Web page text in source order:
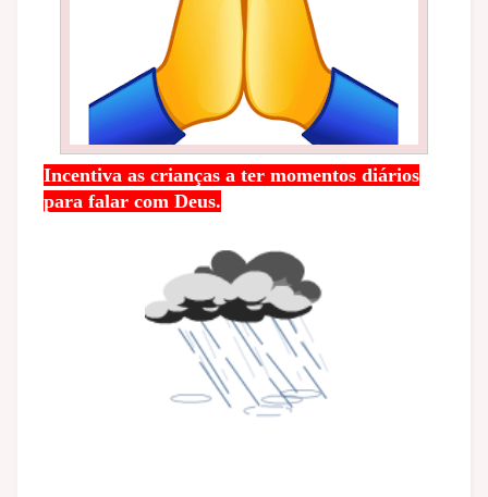
Incentiva as crianças a ter momentos diários
para falar com Deus.